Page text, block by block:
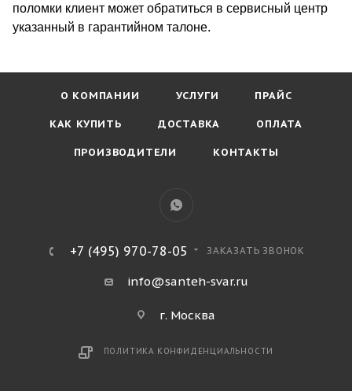
поломки клиент может обратиться в сервисный центр
указанный в гарантийном талоне.
О КОМПАНИИ УСЛУГИ ПРАЙС
КАК КУПИТЬ ДОСТАВКА ОПЛАТА
ПРОИЗВОДИТЕЛИ КОНТАКТЫ
+7 (495) 970-78-05 ЗАКАЗАТЬ ЗВОНОК
info@santeh-svar.ru
г. Москва
ПОЛИТИКА КОНФИДЕНЦИАЛЬНОСТИ